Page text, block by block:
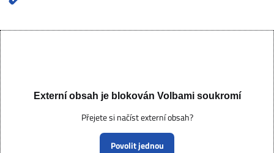
Externí obsah je blokován Volbami soukromí
Přejete si načíst externí obsah?
Povolit jednou